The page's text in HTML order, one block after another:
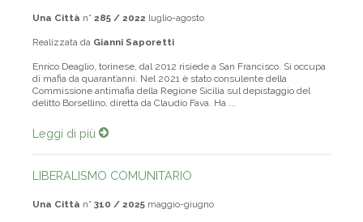
Una Città n° 285 / 2022 luglio-agosto
Realizzata da Gianni Saporetti
Enrico Deaglio, torinese, dal 2012 risiede a San Francisco. Si occupa
di mafia da quarant’anni. Nel 2021 è stato consulente della
Commissione antimafia della Regione Sicilia sul depistaggio del
delitto Borsellino, diretta da Claudio Fava. Ha ...
Leggi di più
LIBERALISMO COMUNITARIO
Una Città n° 310 / 2025 maggio-giugno